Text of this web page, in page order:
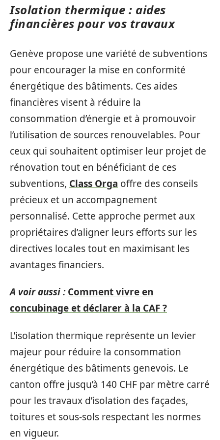
Isolation thermique : aides
financières pour vos travaux
Genève propose une variété de subventions
pour encourager la mise en conformité
énergétique des bâtiments. Ces aides
financières visent à réduire la
consommation d’énergie et à promouvoir
l’utilisation de sources renouvelables. Pour
ceux qui souhaitent optimiser leur projet de
rénovation tout en bénéficiant de ces
subventions, Class Orga offre des conseils
précieux et un accompagnement
personnalisé. Cette approche permet aux
propriétaires d’aligner leurs efforts sur les
directives locales tout en maximisant les
avantages financiers.
A voir aussi : Comment vivre en
concubinage et déclarer à la CAF ?
L’isolation thermique représente un levier
majeur pour réduire la consommation
énergétique des bâtiments genevois. Le
canton offre jusqu’à 140 CHF par mètre carré
pour les travaux d’isolation des façades,
toitures et sous-sols respectant les normes
en vigueur.